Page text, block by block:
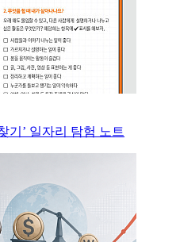
기’ 일자리 탐험 노트